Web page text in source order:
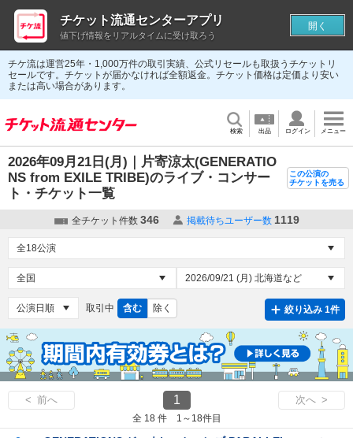
チケ流は運営25年・1,000万件の取引実績、公式リセールも取扱うチケットリ
セールです。チケットが届かなければ全額返金。チケット価格は定価より安い
または高い場合があります。
検索 出品 ログイン メニュー
2026年09月21日(月)｜片寄涼太(GENERATIO
NS from EXILE TRIBE)のライブ・コンサー
ト・チケット一覧
この公演の
チケットを売る
全チケット件数 346 掲載待ちユーザー数 1119
取引中 含む 除く 絞り込み 1件
< 前へ 1 次へ >
全 18 件 1～18件目
チケット流通センターアプリ
値下げ情報をリアルタイムに受け取ろう
開く